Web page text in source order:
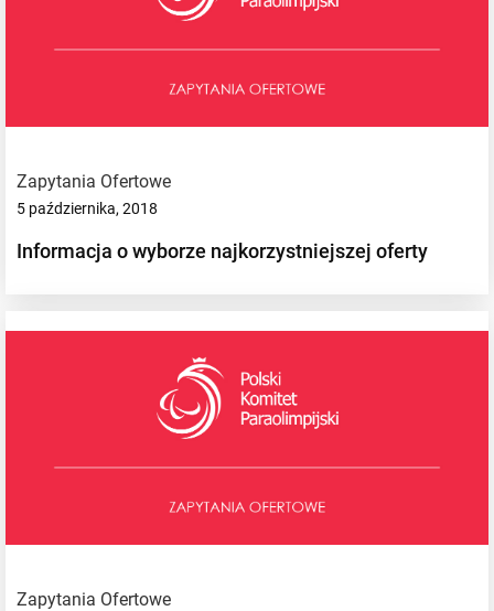
Zapytania Ofertowe
5 października, 2018
Informacja o wyborze najkorzystniejszej oferty
Zapytania Ofertowe